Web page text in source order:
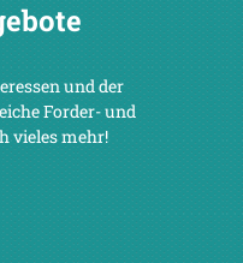
und der
Forder- und
vieles mehr!